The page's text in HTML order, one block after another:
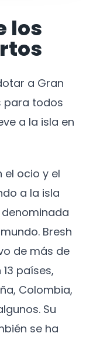
los
a Gran
para todos
a la isla en
el ocio y el
a la isla
denominada
Bresh
de más de
países,
Colombia,
Su
se ha